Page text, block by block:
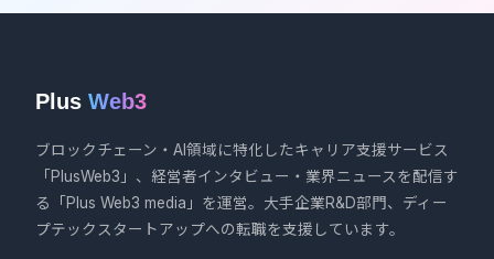
Plus Web3
ブロックチェーン・AI領域に特化したキャリア支援サービス
「PlusWeb3」、経営者インタビュー・業界ニュースを配信す
る「Plus Web3 media」を運営。大手企業R&D部門、ディー
プテックスタートアップへの転職を支援しています。